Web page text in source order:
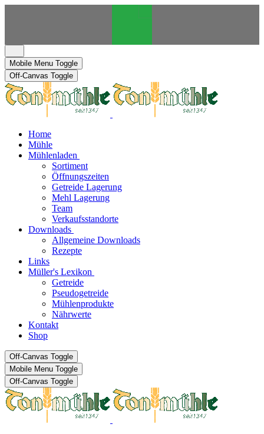
Mobile Menu Toggle
Off-Canvas Toggle
Home
Mühle
Mühlenladen
Sortiment
Öffnungszeiten
Getreide Lagerung
Mehl Lagerung
Team
Verkaufsstandorte
Downloads
Allgemeine Downloads
Rezepte
Links
Müller's Lexikon
Getreide
Pseudogetreide
Mühlenprodukte
Nährwerte
Kontakt
Shop
Off-Canvas Toggle
Mobile Menu Toggle
Off-Canvas Toggle